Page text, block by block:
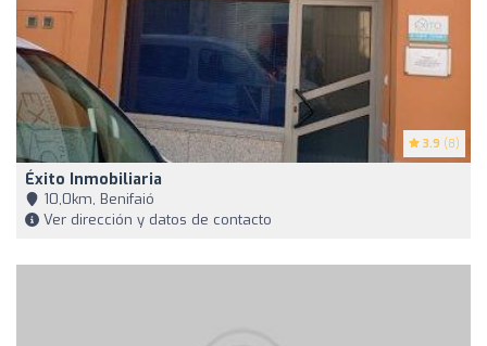
3.9 (8)
Éxito Inmobiliaria
10,0km, Benifaió
Ver dirección y datos de contacto